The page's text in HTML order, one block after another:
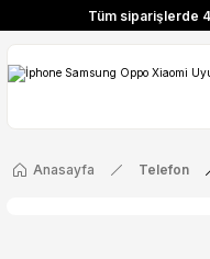
Tüm siparişlerde
Özel! YENI10 koduyla 400 TL
Tüm siparişlerde
Özel! YENI10 koduyla 400 TL
Anasayfa Telefon